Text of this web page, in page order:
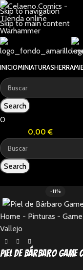
Skip to navigation
Skip to main content
INICIOMINIATURAS
Search
0
0,00€
Search
-11%
Home - Pinturas -
Vallejo
Piel de Bárbaro